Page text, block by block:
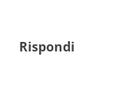
Rispondi